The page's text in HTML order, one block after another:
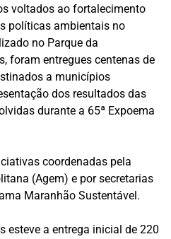
voltados ao fortalecimento
políticas ambientais no
no Parque da
, foram entregues centenas de
a municípios
dos resultados das
durante a 65ª Expoema
coordenadas pela
(Agem) e por secretarias
Maranhão Sustentável.
esteve a entrega inicial de 220